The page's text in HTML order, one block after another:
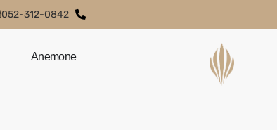
052-312-0842
Anemone